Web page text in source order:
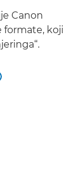
Canon
formate, koji